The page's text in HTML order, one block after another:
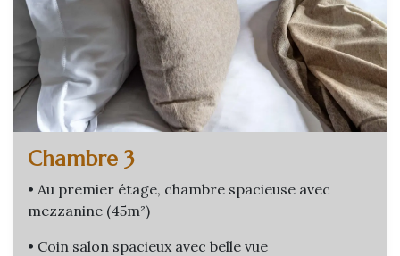
Chambre 3
• Au premier étage, chambre spacieuse avec
mezzanine (45m²)
• Coin salon spacieux avec belle vue